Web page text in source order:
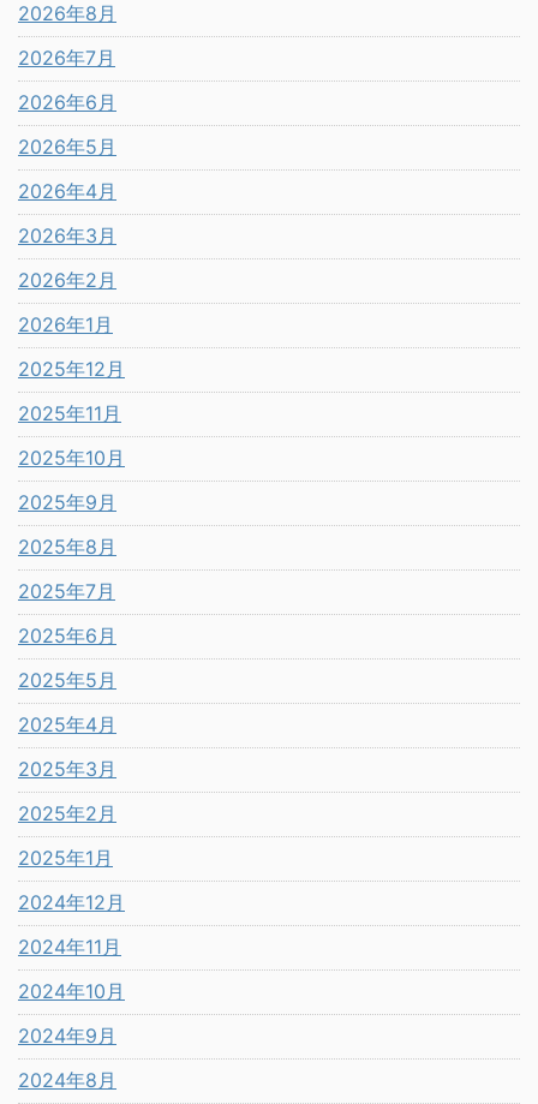
2026年8月
2026年7月
2026年6月
2026年5月
2026年4月
2026年3月
2026年2月
2026年1月
2025年12月
2025年11月
2025年10月
2025年9月
2025年8月
2025年7月
2025年6月
2025年5月
2025年4月
2025年3月
2025年2月
2025年1月
2024年12月
2024年11月
2024年10月
2024年9月
2024年8月